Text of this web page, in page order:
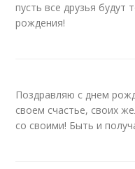
пусть все друзья
рождения!
Поздравляю с днем
своем счастье, своих
со своими! Быть и